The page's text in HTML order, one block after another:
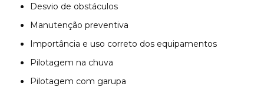
Desvio de obstáculos
Manutenção preventiva
Importância e uso correto dos equipamentos
Pilotagem na chuva
Pilotagem com garupa